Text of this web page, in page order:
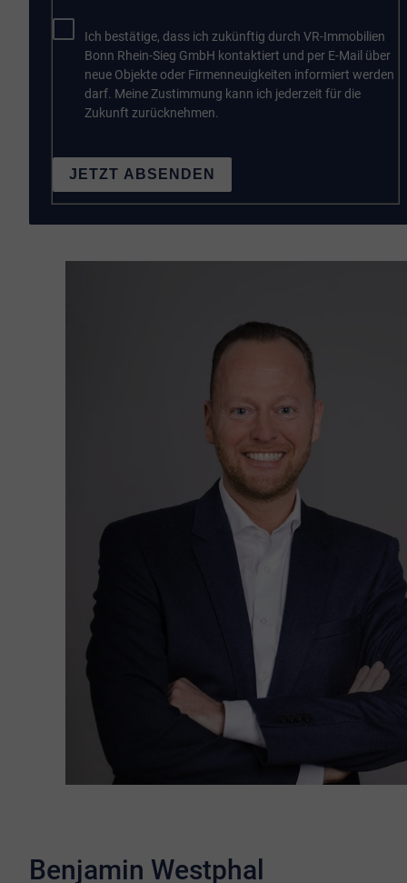
Ich bestätige, dass ich zukünftig durch VR-Immobilien
Bonn Rhein-Sieg GmbH kontaktiert und per E-Mail über
neue Objekte oder Firmenneuigkeiten informiert werden
darf. Meine Zustimmung kann ich jederzeit für die
Zukunft zurücknehmen.
JETZT ABSENDEN
Benjamin Westphal